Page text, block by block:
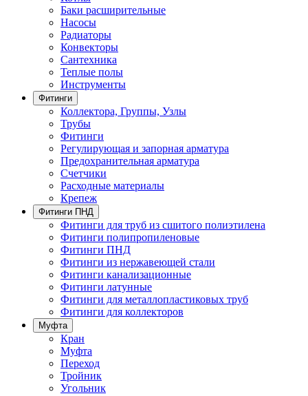
Баки расширительные
Насосы
Радиаторы
Конвекторы
Сантехника
Теплые полы
Инструменты
Фитинги
Коллектора, Группы, Узлы
Трубы
Фитинги
Регулирующая и запорная арматура
Предохранительная арматура
Счетчики
Расходные материалы
Крепеж
Фитинги ПНД
Фитинги для труб из сшитого полиэтилена
Фитинги полипропиленовые
Фитинги ПНД
Фитинги из нержавеющей стали
Фитинги канализационные
Фитинги латунные
Фитинги для металлопластиковых труб
Фитинги для коллекторов
Муфта
Кран
Муфта
Переход
Тройник
Угольник